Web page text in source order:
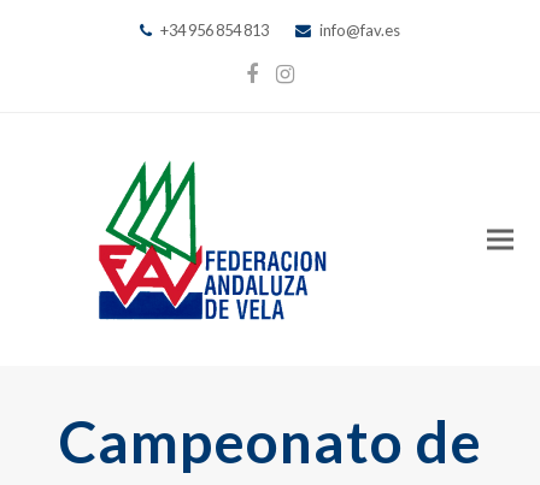
+34 956 854 813 info@fav.es
Facebook
Instagram
Campeonato de